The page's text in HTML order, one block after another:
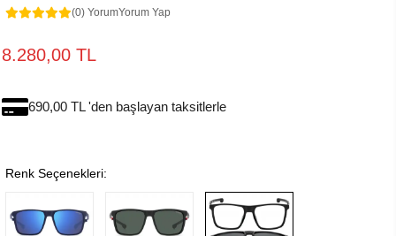
(0) YorumYorum Yap
8.280,00 TL
690,00 TL 'den başlayan taksitlerle
Renk Seçenekleri: